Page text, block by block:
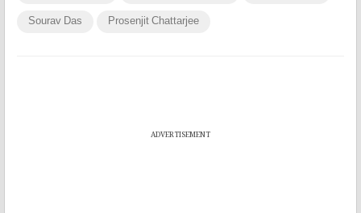
Sourav Das Prosenjit Chattarjee
ADVERTISEMENT